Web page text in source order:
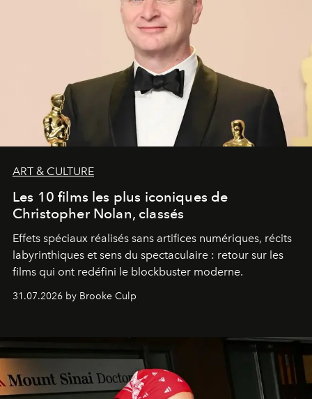
ART & CULTURE
Les 10 films les plus iconiques de
Christopher Nolan, classés
Effets spéciaux réalisés sans artifices numériques, récits
labyrinthiques et sens du spectaculaire : retour sur les
films qui ont redéfini le blockbuster moderne.
31.07.2026 by Brooke Culp